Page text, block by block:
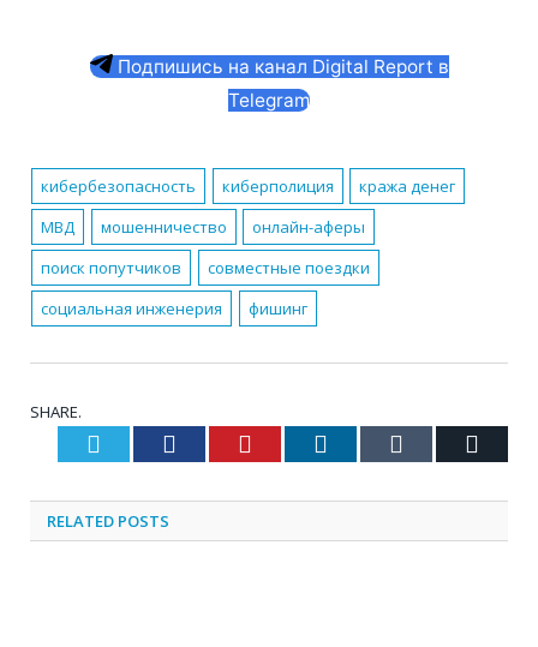
Подпишись на канал Digital Report в
Telegram
кибербезопасность киберполиция
кража денег
МВД
мошенничество
онлайн-аферы
поиск попутчиков
совместные поездки
социальная инженерия
фишинг
SHARE.
Twitter Facebook Pinterest LinkedIn Tumblr
RELATED POSTS